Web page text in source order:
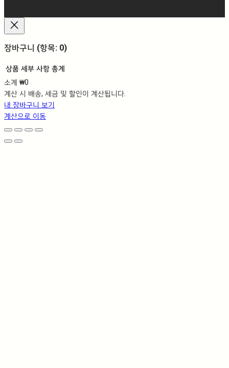
장바구니 (항목: 0)
장
바
구
니
에
상품 세부 사항 총계
소계 ₩0
계산 시 배송, 세금 및 할인이 계산됩니다.
내 장바구니 보기
계산으로 이동